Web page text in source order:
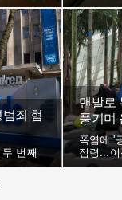
죄 혐
두 번째
맨발로
풍기며
폭염에 '
점령...